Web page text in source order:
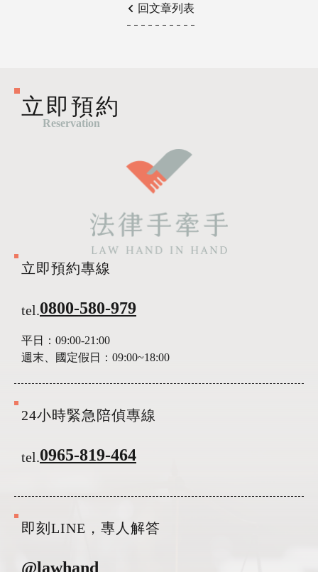
回文章列表
立即預約
Reservation
立即預約專線
tel.0800-580-979
平日： 09:00-21:00
週末、國定假日： 09:00~18:00
24小時緊急陪偵專線
tel.0965-819-464
即刻LINE，專人解答
@lawhand